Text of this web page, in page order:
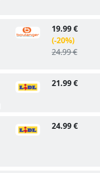
19.99 €
(-20%)
24.99 €
21.99 €
24.99 €